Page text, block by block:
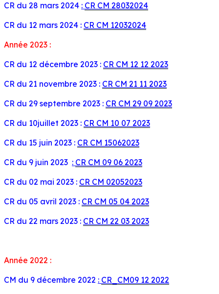
CR du 28 mars 2024 : CR CM 28032024
CR du 12 mars 2024 : CR CM 12032024
Année 2023 :
CR du 12 décembre 2023 : CR CM 12 12 2023
CR du 21 novembre 2023 : CR CM 21 11 2023
CR du 29 septembre 2023 : CR CM 29 09 2023
CR du 10juillet 2023 : CR CM 10 07 2023
CR du 15 juin 2023 : CR CM 15062023
CR du 9 juin 2023 : CR CM 09 06 2023
CR du 02 mai 2023 : CR CM 02052023
CR du 05 avril 2023 : CR CM 05 04 2023
CR du 22 mars 2023 : CR CM 22 03 2023
Année 2022 :
CM du 9 décembre 2022 : CR_CM09 12 2022